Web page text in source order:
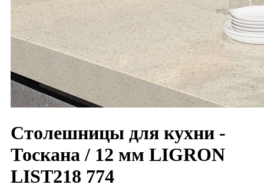
Столешницы для кухни -
Тоскана / 12 мм LIGRON
LIST218 774